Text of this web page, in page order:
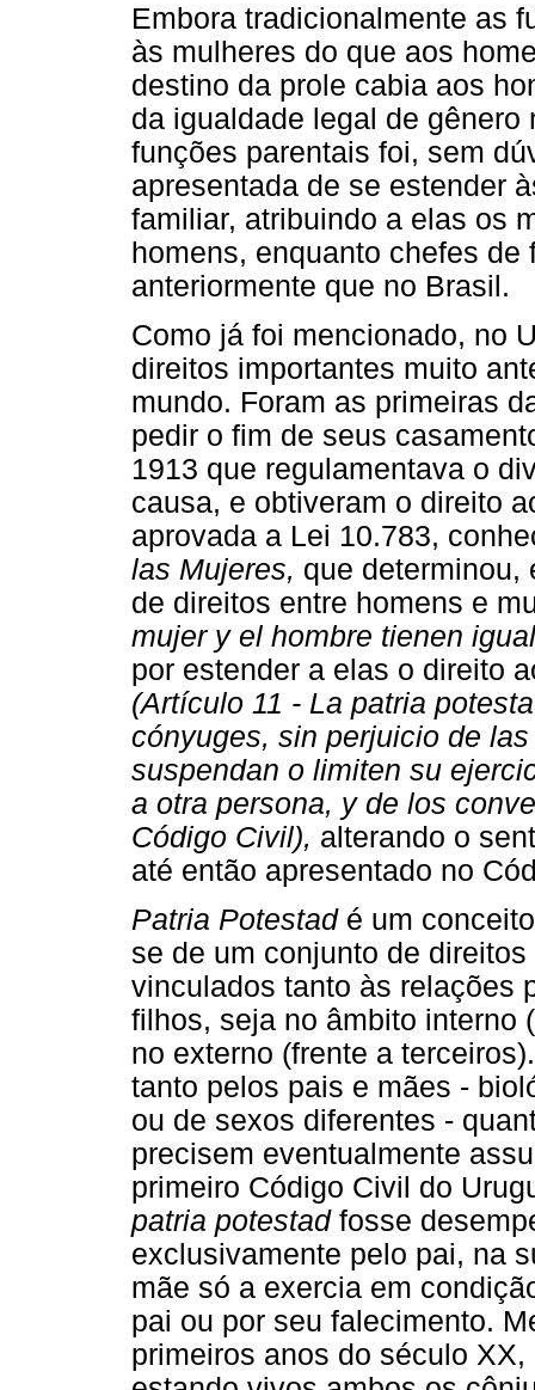
Embora tradicionalmente as
às mulheres do que aos
destino da prole cabia aos
da igualdade legal de
funções parentais foi, sem
apresentada de se estender
familiar, atribuindo a elas os
homens, enquanto chefes
anteriormente que no Brasil.
Como já foi mencionado, no
direitos importantes muito
mundo. Foram as primeiras
pedir o fim de seus
1913 que regulamentava o
causa, e obtiveram o direito
aprovada a Lei 10.783,
las Mujeres, que determinou,
de direitos entre homens e
mujer y el hombre tienen
por estender a elas o direito
(Artículo 11 - La patria
cónyuges, sin perjuicio de
suspendan o limiten su
a otra persona, y de los
Código Civil), alterando o
até então apresentado no
Patria Potestadé um
se de um conjunto de
vinculados tanto às relações
filhos, seja no âmbito interno
no externo (frente a
tanto pelos pais e mães -
ou de sexos diferentes -
precisem eventualmente
primeiro Código Civil do
patria potestadfosse
exclusivamente pelo pai, na
mãe só a exercia em
pai ou por seu falecimento.
primeiros anos do século